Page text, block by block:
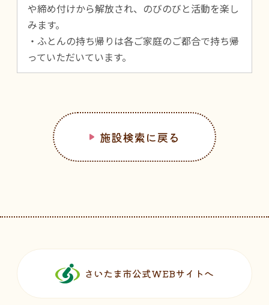
や締め付けから解放され、のびのびと活動を楽し
みます。
・ふとんの持ち帰りは各ご家庭のご都合で持ち帰
っていただいています。
施設検索に戻る
さいたま市公式WEBサイトへ